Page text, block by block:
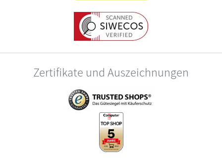
Zertifikate und Auszeichnungen